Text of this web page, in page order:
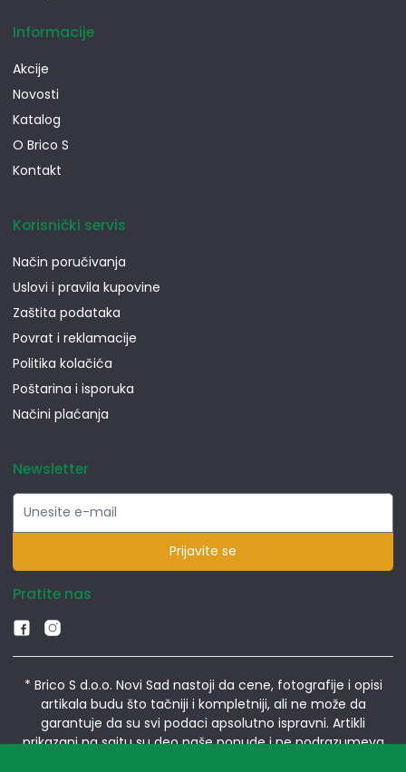
Informacije
Akcije
Novosti
Katalog
O Brico S
Kontakt
Korisnički servis
Način poručivanja
Uslovi i pravila kupovine
Zaštita podataka
Povrat i reklamacije
Politika kolačića
Poštarina i isporuka
Načini plaćanja
Newsletter
Prijavite se
Pratite nas
* Brico S d.o.o. Novi Sad nastoji da cene, fotografije i opisi
artikala budu što tačniji i kompletniji, ali ne može da
garantuje da su svi podaci apsolutno ispravni. Artikli
prikazani na sajtu su deo naše ponude i ne podrazumeva